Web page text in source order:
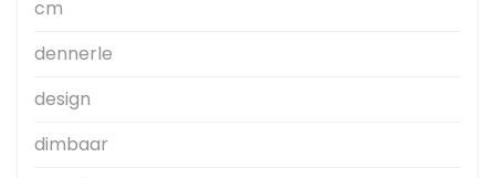
cm
dennerle
design
dimbaar